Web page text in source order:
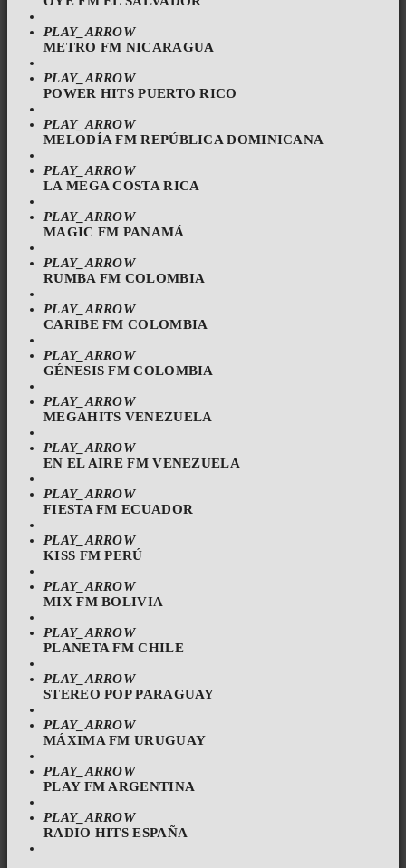
PLAY_ARROW
METRO FM NICARAGUA
PLAY_ARROW
POWER HITS PUERTO RICO
PLAY_ARROW
MELODÍA FM REPÚBLICA DOMINICANA
PLAY_ARROW
LA MEGA COSTA RICA
PLAY_ARROW
MAGIC FM PANAMÁ
PLAY_ARROW
RUMBA FM COLOMBIA
PLAY_ARROW
CARIBE FM COLOMBIA
PLAY_ARROW
GÉNESIS FM COLOMBIA
PLAY_ARROW
MEGAHITS VENEZUELA
PLAY_ARROW
EN EL AIRE FM VENEZUELA
PLAY_ARROW
FIESTA FM ECUADOR
PLAY_ARROW
KISS FM PERÚ
PLAY_ARROW
MIX FM BOLIVIA
PLAY_ARROW
PLANETA FM CHILE
PLAY_ARROW
STEREO POP PARAGUAY
PLAY_ARROW
MÁXIMA FM URUGUAY
PLAY_ARROW
PLAY FM ARGENTINA
PLAY_ARROW
RADIO HITS ESPAÑA